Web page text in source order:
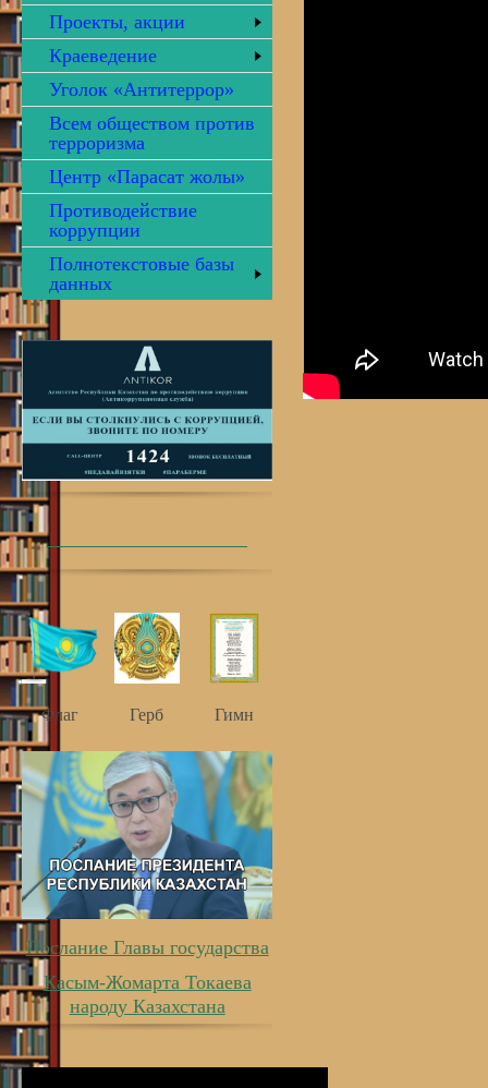
Проекты, акции
Краеведение
Уголок «Антитеррор»
Всем обществом против
терроризма
Центр «Парасат жолы»
Противодействие
коррупции
Полнотекстовые базы
данных
Флаг Герб Гимн
Послание Главы государства
Касым-Жомарта Токаева
народу Казахстана